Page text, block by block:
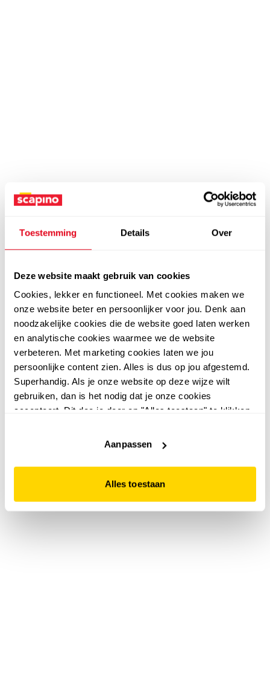
Toestemming Details Over
Deze website maakt gebruik van cookies
Cookies, lekker en functioneel. Met cookies maken we
onze website beter en persoonlijker voor jou. Denk aan
noodzakelijke cookies die de website goed laten werken
en analytische cookies waarmee we de website
verbeteren. Met marketing cookies laten we jou
persoonlijke content zien. Alles is dus op jou afgestemd.
Superhandig. Als je onze website op deze wijze wilt
gebruiken, dan is het nodig dat je onze cookies
accepteert. Dit doe je door op "Alles toestaan" te klikken.
website niet optimaal functioneert.
Aanpassen
Alles toestaan